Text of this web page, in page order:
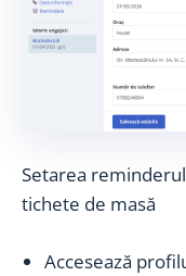
Setarea
tichete de masă
Accesează